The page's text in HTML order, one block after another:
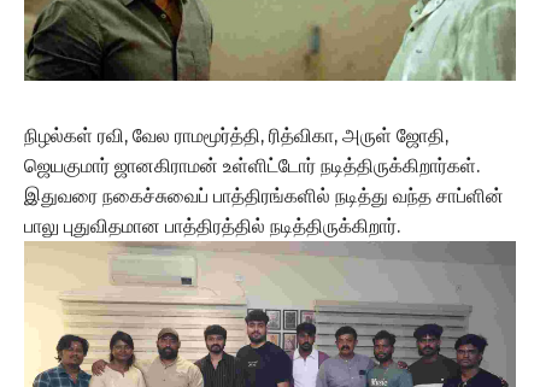
நிழல்கள் ரவி, வேல ராமமூர்த்தி, ரித்விகா, அருள் ஜோதி,
ஜெயகுமார் ஜானகிராமன் உள்ளிட்டோர் நடித்திருக்கிறார்கள்.
இதுவரை நகைச்சுவைப் பாத்திரங்களில் நடித்து வந்த சாப்ளின்
பாலு புதுவிதமான பாத்திரத்தில் நடித்திருக்கிறார்.